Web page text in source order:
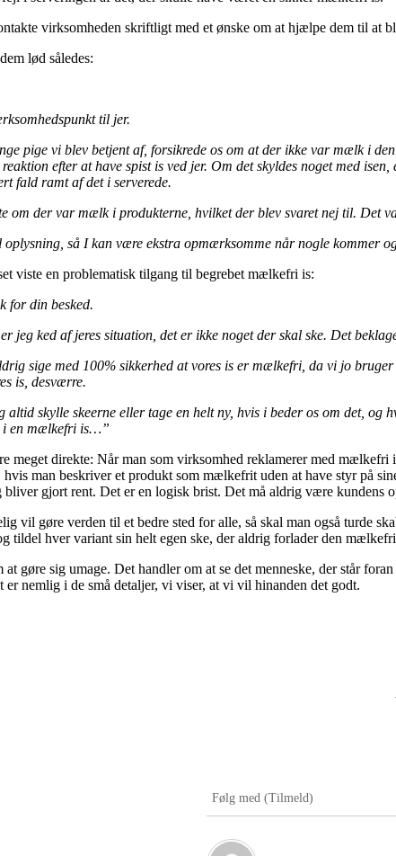
virksomheden skriftligt med et ønske om at hjælpe dem til at
lød således:
til jer.
pige vi blev betjent af, forsikrede os om at der ikke var mælk i
efter at have spist is ved jer. Om det skyldes noget med
fald ramt af det i serverede.
om der var mælk i produkterne, hvilket der blev svaret nej til. Det
oplysning, så I kan være ekstra opmærksomme når nogle kommer
viste en problematisk tilgang til begrebet mælkefri is:
for din besked.
jeg ked af jeres situation, det er ikke noget der skal ske. Det
sige med 100% sikkerhed at vores is er mælkefri, da vi jo
is, desværre.
altid skylle skeerne eller tage en helt ny, hvis i beder os om det,
i en mælkefri is…”
meget direkte: Når man som virksomhed reklamerer med
man beskriver et produkt som mælkefrit uden at have styr på
bliver gjort rent. Det er en logisk brist. Det må aldrig være kundens
vil gøre verden til et bedre sted for alle, så skal man også turde
tildel hver variant sin helt egen ske, der aldrig forlader den
at gøre sig umage. Det handler om at se det menneske, der står
er nemlig i de små detaljer, vi viser, at vi vil hinanden det godt.
Følg med (Tilmeld)